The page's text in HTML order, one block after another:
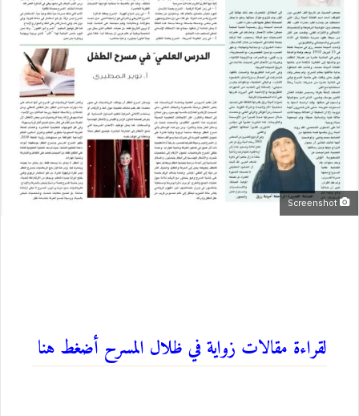
Screenshot
لقراءة مقالات زواية في ظلال المسرح أضغط هنا